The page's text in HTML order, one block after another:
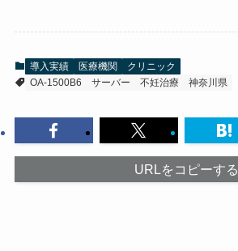
導入実績 医療機関
クリニック
OA-1500B6
サーバー 不妊治療 神奈川県
URLをコピーする